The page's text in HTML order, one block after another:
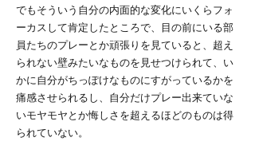
でもそういう自分の内面的な変化にいくらフォ
ーカスして肯定したところで、目の前にいる部
員たちのプレーとか頑張りを見ていると、超え
られない壁みたいなものを見せつけられて、い
かに自分がちっぽけなものにすがっているかを
痛感させられるし、自分だけプレー出来ていな
いモヤモヤとか悔しさを超えるほどのものは得
られていない。